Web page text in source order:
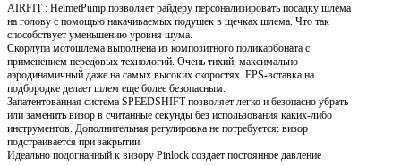
AIRFIT : HelmetPump позволяет райдеру персонализировать посадку шлема
на голову с помощью накачиваемых подушек в щечках шлема. Что так
способствует уменьшению уровня шума.
Скорлупа мотошлема выполнена из композитного поликарбоната с
применением передовых технологий. Очень тихий, максимально
аэродинамичный даже на самых высоких скоростях. EPS-вставка на
подбородке делает шлем еще более безопасным.
Запатентованная система SPEEDSHIFT позволяет легко и безопасно убрать
или заменить визор в считанные секунды без использования каких-либо
инструментов. Дополнительная регулировка не потребуется: визор
подстраивается при закрытии.
Идеально подогнанный к визору Pinlock создает постоянное давление